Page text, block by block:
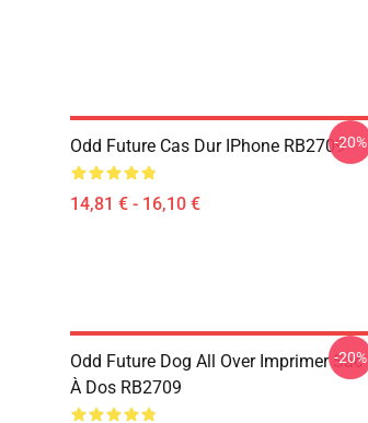
Odd Future Cas Dur IPhone RB2709
14,81 € - 16,10 €
-20%
Odd Future Dog All Over Imprimer Sac
À Dos RB2709
-20%